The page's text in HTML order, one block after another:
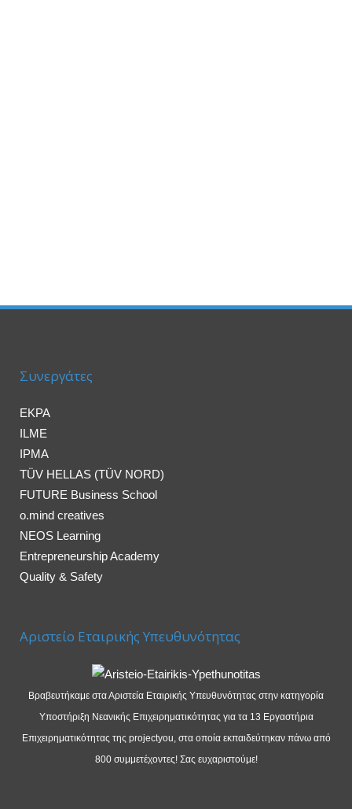
Συνεργάτες
EKPA
ILME
IPMA
TÜV HELLAS (TÜV NORD)
FUTURE Business School
o.mind creatives
NEOS Learning
Entrepreneurship Academy
Quality & Safety
Αριστείο Εταιρικής Υπευθυνότητας
Βραβευτήκαμε στα Αριστεία Εταιρικής Υπευθυνότητας στην κατηγορία
Υποστήριξη Νεανικής Επιχειρηματικότητας για τα 13 Εργαστήρια
Επιχειρηματικότητας της projectyou, στα οποία εκπαιδεύτηκαν πάνω από
800 συμμετέχοντες! Σας ευχαριστούμε!